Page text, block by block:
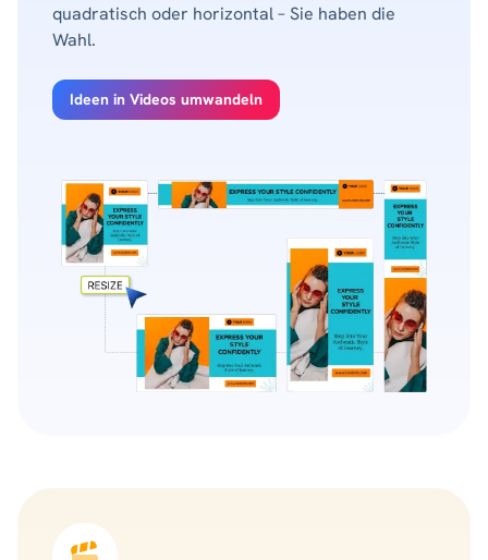
quadratisch oder horizontal – Sie haben die
Wahl.
Ideen in Videos umwandeln